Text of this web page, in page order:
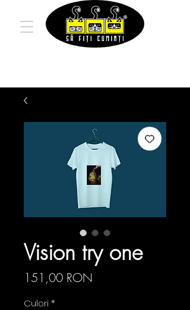
Vision try one
151,00 RON
Culori *